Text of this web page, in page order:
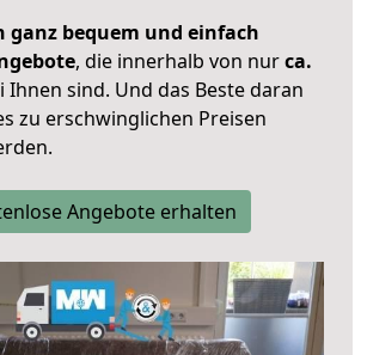
ganz bequem und einfach
, die innerhalb von nurca.
Ihnen sind. Und das Beste daran
zu erschwinglichen Preisen
Angebote erhalten